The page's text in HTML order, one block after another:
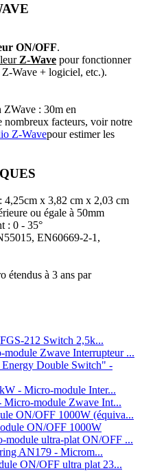
ON/OFF.
Z-Wave pour fonctionner
Wave + logiciel, etc.).
ZWave : 30m en
nombreux facteurs, voir notre
Z-Wavepour estimer les
: 4,25cm x 3,82 cm x 2,03 cm
ou égale à 50mm
: 0 - 35°
EN60669-2-1,
étendus à 3 ans par
212 Switch 2,5k...
Zwave Interrupteur ...
Double Switch" -
- Micro-module Inter...
Micro-module Zwave Int...
ON/OFF 1000W (équiva...
ON/OFF 1000W
ultra-plat ON/OFF ...
AN179 - Microm...
ON/OFF ultra plat 23...